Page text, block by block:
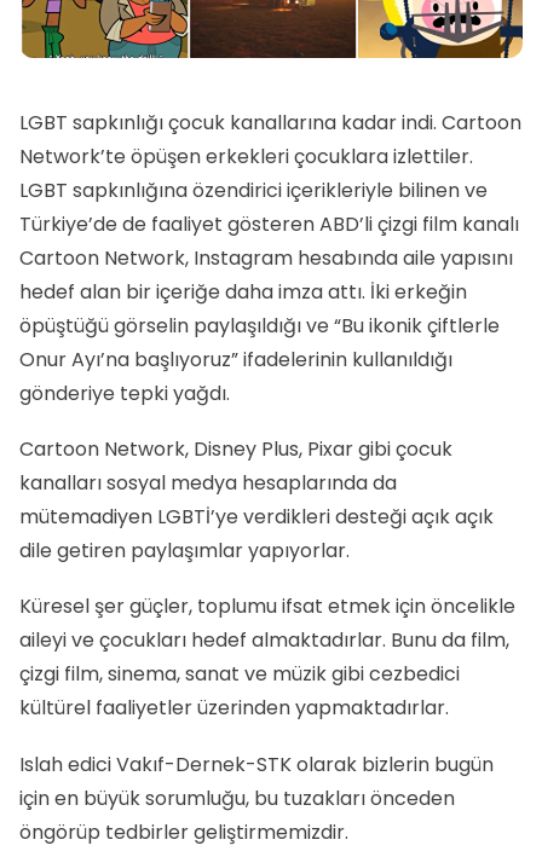
LGBT sapkınlığı çocuk kanallarına kadar indi. Cartoon
Network’te öpüşen erkekleri çocuklara izlettiler.
LGBT sapkınlığına özendirici içerikleriyle bilinen ve
Türkiye’de de faaliyet gösteren ABD’li çizgi film kanalı
Cartoon Network, Instagram hesabında aile yapısını
hedef alan bir içeriğe daha imza attı. İki erkeğin
öpüştüğü görselin paylaşıldığı ve “Bu ikonik çiftlerle
Onur Ayı’na başlıyoruz” ifadelerinin kullanıldığı
gönderiye tepki yağdı.
Cartoon Network, Disney Plus, Pixar gibi çocuk
kanalları sosyal medya hesaplarında da
mütemadiyen LGBTİ’ye verdikleri desteği açık açık
dile getiren paylaşımlar yapıyorlar.
Küresel şer güçler, toplumu ifsat etmek için öncelikle
aileyi ve çocukları hedef almaktadırlar. Bunu da film,
çizgi film, sinema, sanat ve müzik gibi cezbedici
kültürel faaliyetler üzerinden yapmaktadırlar.
Islah edici Vakıf-Dernek-STK olarak bizlerin bugün
için en büyük sorumluğu, bu tuzakları önceden
öngörüp tedbirler geliştirmemizdir.